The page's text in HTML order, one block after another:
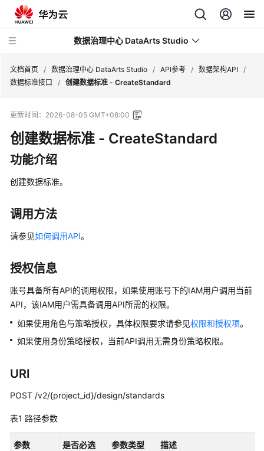
数据治理中心 DataArts Studio
新
动
态
务
告
产
介
数
据
治
理
法
速
门
文档首页 / 数据治理中心 DataArts Studio / API参考 / 数据架构API /
数据标准接口
/ 创建数据标准 - CreateStandard
更新时间： 2026-08-05 GMT+08:00
创建数据标准 - CreateStandard
功能介绍
创建数据标准。
调用方法
请参见如何调用API。
授权信息
账号具备所有API的调用权限，如果使用账号下的IAM用户调用当前
API，该IAM用户需具备调用API所需的权限。
如果使用角色与策略授权，具体权限要求请参见权限和授权项。
如果使用身份策略授权，当前API调用无需身份策略权限。
URI
POST /v2/{project_id}/design/standards
表1 路径参数
参数 是否必选 参数类型 描述